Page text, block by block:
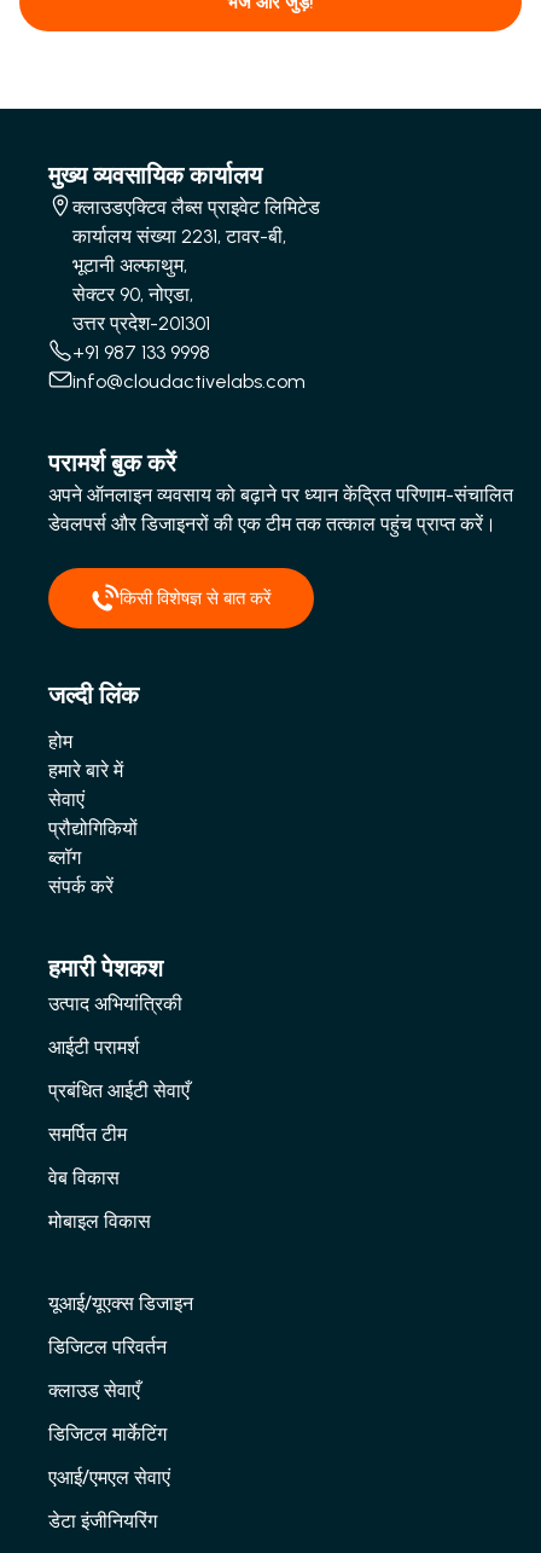
मुख्य व्यवसायिक कार्यालय
क्लाउडएक्टिव लैब्स प्राइवेट लिमिटेड
कार्यालय संख्या 2231, टावर-बी,
भूटानी अल्फाथुम,
सेक्टर 90, नोएडा,
उत्तर प्रदेश-201301
+91 987 133 9998
info@cloudactivelabs.com
परामर्श बुक करें
अपने ऑनलाइन व्यवसाय को बढ़ाने पर ध्यान केंद्रित परिणाम-संचालित
डेवलपर्स और डिजाइनरों की एक टीम तक तत्काल पहुंच प्राप्त करें।
किसी विशेषज्ञ से बात करें
जल्दी लिंक
होम
हमारे बारे में
सेवाएं
प्रौद्योगिकियों
ब्लॉग
संपर्क करें
हमारी पेशकश
उत्पाद अभियांत्रिकी
आईटी परामर्श
प्रबंधित आईटी सेवाएँ
समर्पित टीम
वेब विकास
मोबाइल विकास
यूआई/यूएक्स डिजाइन
डिजिटल परिवर्तन
क्लाउड सेवाएँ
डिजिटल मार्केटिंग
एआई/एमएल सेवाएं
डेटा इंजीनियरिंग